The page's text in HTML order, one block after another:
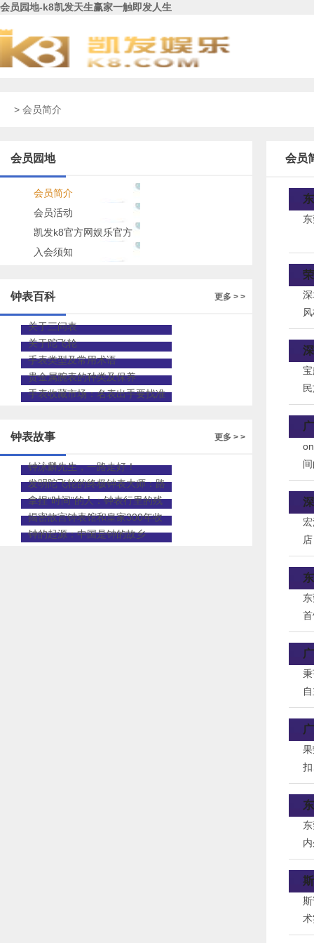
会员园地-k8凯发天生赢家一触即发人生
> 会员简介
会员园地
会员简介
会员活动
凯发k8官方网娱乐官方
的公告
入会须知
更多 > >
钟表百科
关于三问表
关于陀飞轮
手表类型及常用术语
贵金属腕表的种类及保养
手表收藏市场：名表出手要找准
更多 > >
钟表故事
钟泳麟先生，一路走好！
发明陀飞轮的终极钟表大师：路
易•宝玑先生
拿捏“时间”的人：钟表行里的残
疾修表师
揭密故宫钟表馆和皇家300年收
藏
钟的起源：中国是钟的故乡
会员